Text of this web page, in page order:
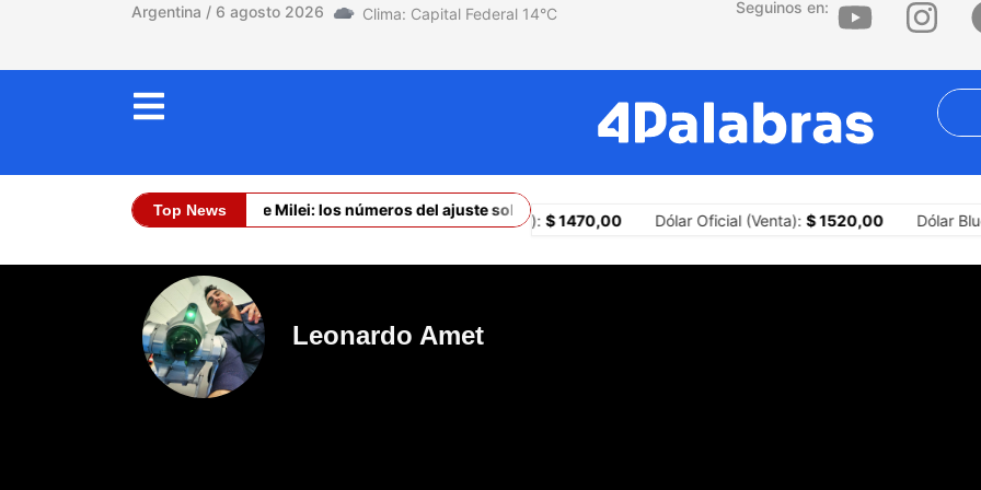
Argentina / 6 agosto 2026 14°C Seguinos en:
Top News
La asfixia de Milei: los números del ajuste sobre los territorios ¿Por qué la agresión es una estrategia
Dólar Oficial (Compra):$ 1470,00 Dólar Oficial (Venta):$ 1520,00 Dólar
Leonardo Amet